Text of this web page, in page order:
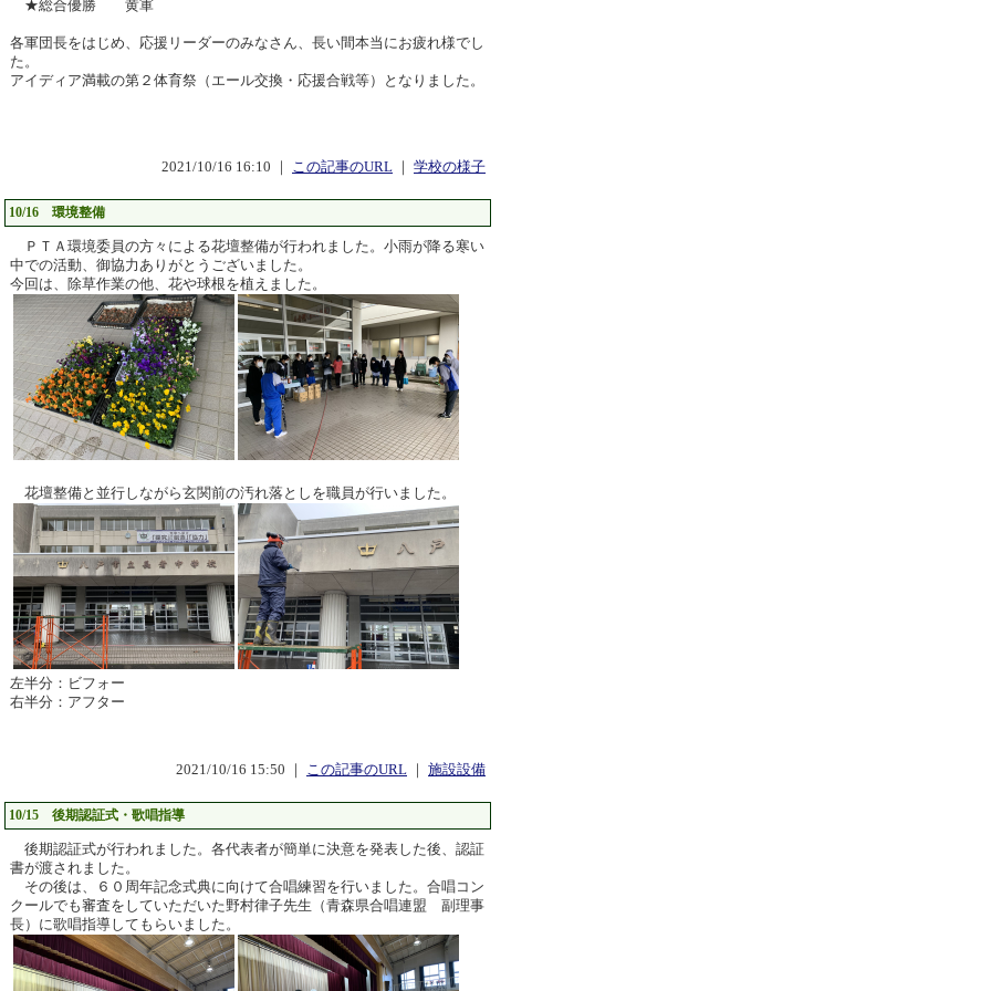
★総合優勝 黄軍
各軍団長をはじめ、応援リーダーのみなさん、長い間本当にお疲れ様でし
た。
アイディア満載の第２体育祭（エール交換・応援合戦等）となりました。
2021/10/16 16:10 ｜ この記事のURL 学校の様子
10/16 環境整備
ＰＴＡ環境委員の方々による花壇整備が行われました。小雨が降る寒い
中での活動、御協力ありがとうございました。
今回は、除草作業の他、花や球根を植えました。
花壇整備と並行しながら玄関前の汚れ落としを職員が行いました。
左半分：ビフォー
右半分：アフター
2021/10/16 15:50 ｜ この記事のURL 施設設備
10/15 後期認証式・歌唱指導
後期認証式が行われました。各代表者が簡単に決意を発表した後、認証
書が渡されました。
その後は、６０周年記念式典に向けて合唱練習を行いました。合唱コン
クールでも審査をしていただいた野村律子先生（青森県合唱連盟 副理事
長）に歌唱指導してもらいました。